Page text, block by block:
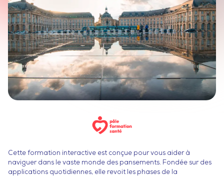
Cette formation interactive est conçue pour vous aider à
naviguer dans le vaste monde des pansements. Fondée sur des
applications quotidiennes, elle revoit les phases de la